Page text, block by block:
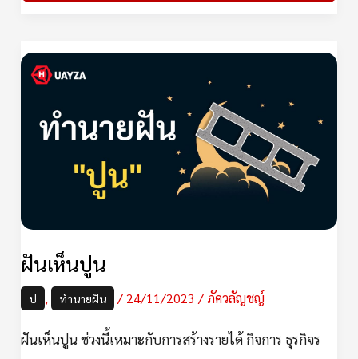
ฝันเห็นปูน
ป , ทำนายฝัน /24/11/2023/ภัควลัญชญ์
ฝันเห็นปูน ช่วงนี้เหมาะกับการสร้างรายได้ กิจการ ธุรกิจร
ปูน